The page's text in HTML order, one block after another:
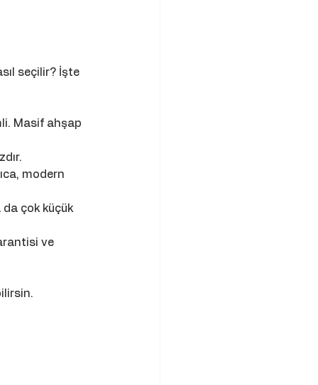
seçilir? İşte
Masif ahşap
modern
çok küçük
ve